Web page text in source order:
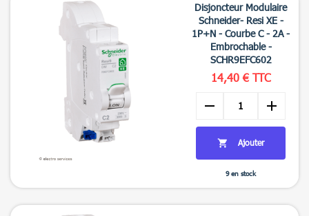
Aperçu rapide
Disjoncteur Modulaire
Schneider- Resi XE -
1P+N - Courbe C - 2A -
Embrochable -
SCHR9EFC602
14,40 € TTC
remove add
 Ajouter
9 en stock